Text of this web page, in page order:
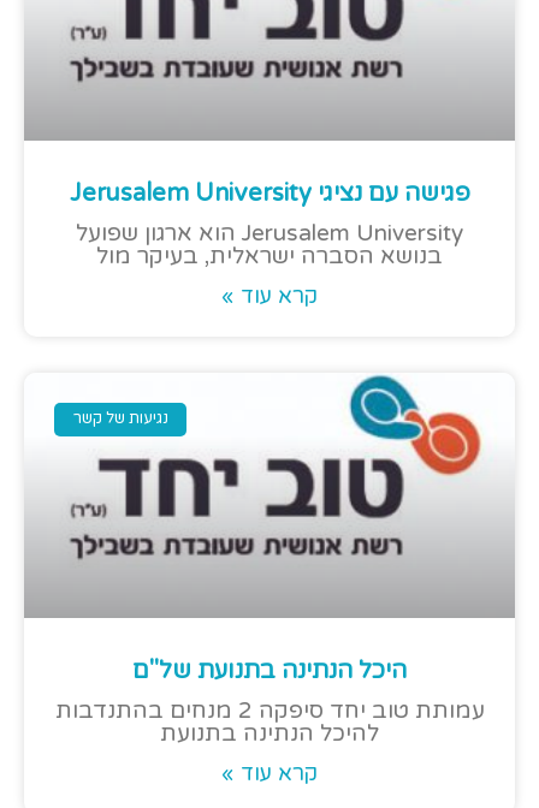
פגישה עם נציגי Jerusalem University
Jerusalem University הוא ארגון שפועל
בנושא הסברה ישראלית, בעיקר מול
קרא עוד »
נגיעות של קשר
היכל הנתינה בתנועת של"ם
עמותת טוב יחד סיפקה 2 מנחים בהתנדבות
להיכל הנתינה בתנועת
קרא עוד »